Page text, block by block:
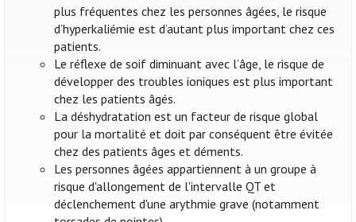
plus fréquentes chez les personnes âgées, le risque
d’hyperkaliémie est d’autant plus important chez ces
patients.
Le réflexe de soif diminuant avec l’âge, le risque de
développer des troubles ioniques est plus important
chez les patients âgés.
La déshydratation est un facteur de risque global
pour la mortalité et doit par conséquent être évitée
chez des patients âges et déments.
Les personnes âgées appartiennent à un groupe à
risque d'allongement de l'intervalle QT et
déclenchement d'une arythmie grave (notamment